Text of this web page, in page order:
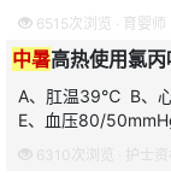
6515次浏览 · 育婴师
中暑高热使用氯
A、肛温39℃ B、
E、血压80/
6310次浏览 · 护士资